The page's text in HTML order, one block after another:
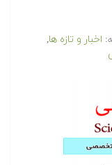
اخبار و تازه ها,